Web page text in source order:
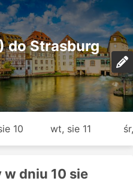
do Strasburg
10 wt, sie 11
dniu 10 sie